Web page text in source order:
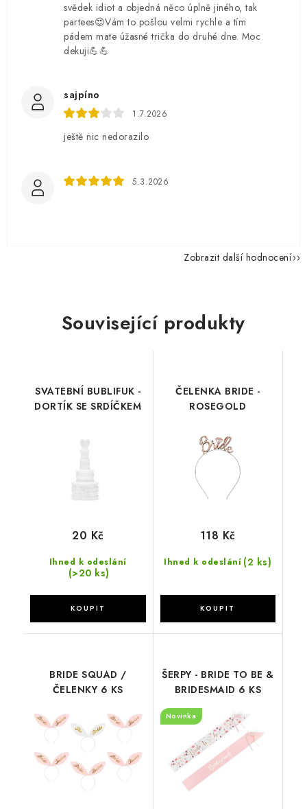
svědek idiot a objedná něco úplně jiného, tak
partees😍Vám to pošlou velmi rychle a tím
pádem mate úžasné trička do druhé dne. Moc
dekuji💪💪
sajpíno
1.7.2026
ještě nic nedorazilo
5.3.2026
Zobrazit další hodnocení
Související produkty
SVATEBNÍ BUBLIFUK -
DORTÍK SE SRDÍČKEM
Ihned k odeslání
(>20 ks)
20 Kč
ČELENKA BRIDE -
ROSEGOLD
Ihned k odeslání (2 ks)
118 Kč
BRIDE SQUAD /
ČELENKY 6 KS
ŠERPY - BRIDE TO BE &
BRIDESMAID 6 KS
Novinka